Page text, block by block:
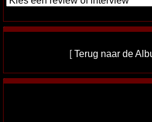
[Terug naar de